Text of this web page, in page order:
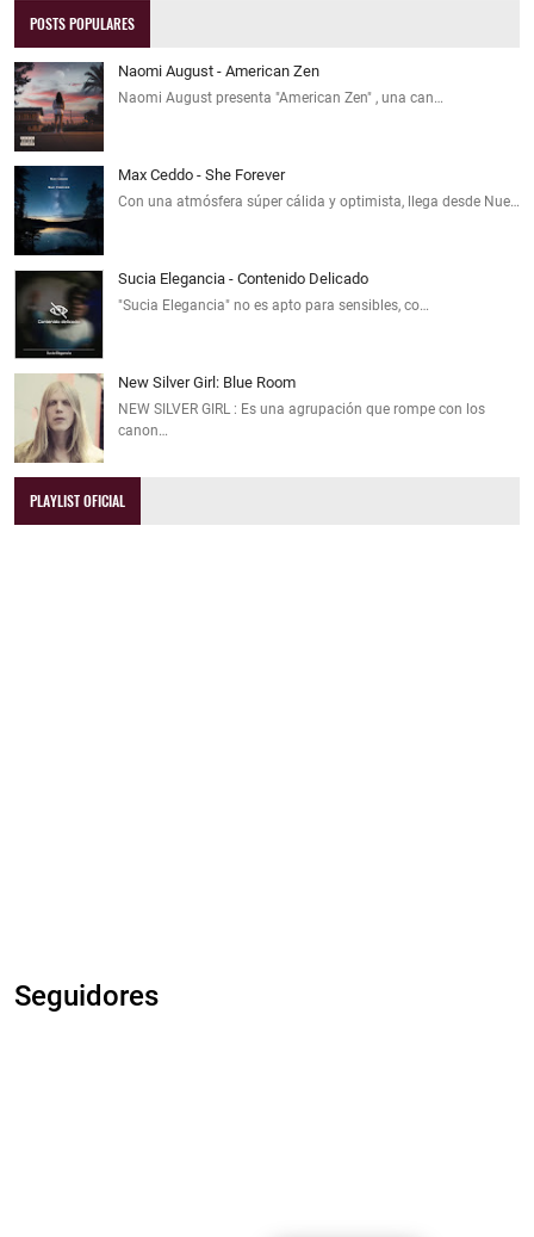
POSTS POPULARES
Naomi August - American Zen
Naomi August presenta "American Zen" , una can…
Max Ceddo - She Forever
Con una atmósfera súper cálida y optimista, llega desde Nue…
Sucia Elegancia - Contenido Delicado
"Sucia Elegancia" no es apto para sensibles, co…
New Silver Girl: Blue Room
NEW SILVER GIRL : Es una agrupación que rompe con los
canon…
PLAYLIST OFICIAL
Seguidores